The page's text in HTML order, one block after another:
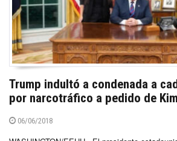
Trump indultó a condenada a
por narcotráfico a pedido de
06/06/2018